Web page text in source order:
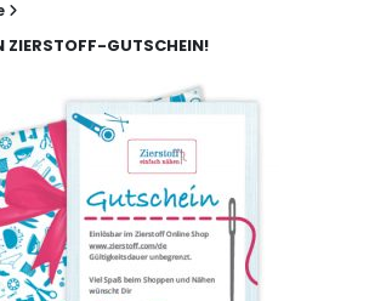
ZIERSTOFF-GUTSCHEIN!